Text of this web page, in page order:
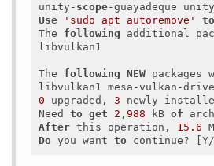
unity- scope-guayadeque
Use
'sudo apt autoremove' to
The following additional
libvulkan1
The following NEW
0 upgraded, 3 newly
Need to get 2 ,988 kB of
After this operation, 15.6
Do you want to